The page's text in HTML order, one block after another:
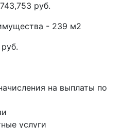
руб.
- 239 м2
на выплаты по
услуги